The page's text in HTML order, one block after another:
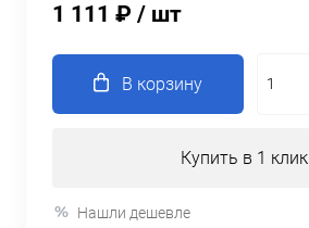
1 111 ₽ / шт
В корзину
Купить в 1 клик
Нашли дешевле